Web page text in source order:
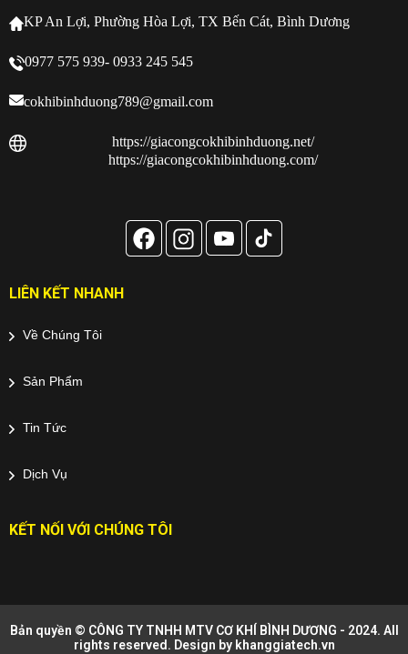
KP An Lợi, Phường Hòa Lợi, TX Bến Cát, Bình Dương
0977 575 939- 0933 245 545
cokhibinhduong789@gmail.com
https://giacongcokhibinhduong.net/
https://giacongcokhibinhduong.com/
LIÊN KẾT NHANH
Về Chúng Tôi
Sản Phẩm
Tin Tức
Dịch Vụ
KẾT NỐI VỚI CHÚNG TÔI
Bản quyền © CÔNG TY TNHH MTV CƠ KHÍ BÌNH DƯƠNG - 2024. All
rights reserved. Design by khanggiatech.vn